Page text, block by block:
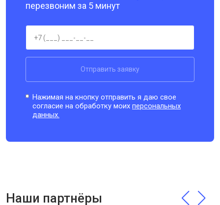
перезвоним за 5 минут
Отправить заявку
Нажимая на кнопку отправить я даю свое
согласие на обработку моихперсональных
данных.
Наши партнёры